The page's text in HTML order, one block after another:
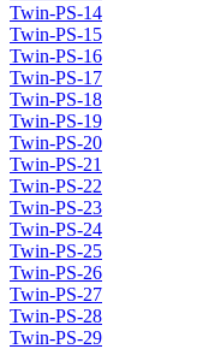
Twin-PS-14
Twin-PS-15
Twin-PS-16
Twin-PS-17
Twin-PS-18
Twin-PS-19
Twin-PS-20
Twin-PS-21
Twin-PS-22
Twin-PS-23
Twin-PS-24
Twin-PS-25
Twin-PS-26
Twin-PS-27
Twin-PS-28
Twin-PS-29